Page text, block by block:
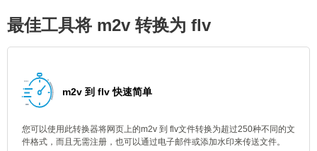
最佳工具将 m2v 转换为 flv
m2v 到 flv 快速简单
您可以使用此转换器将网页上的m2v 到 flv文件转换为超过250种不同的文
件格式，而且无需注册，也可以通过电子邮件或添加水印来传送文件。